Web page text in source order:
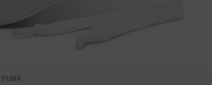
PUMA